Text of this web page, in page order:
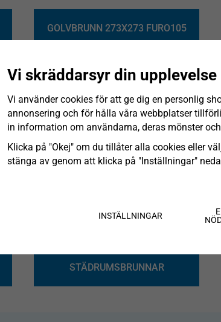
GOLVBRUNN 273X273 FURO105
GOLVBRUNN 300X300 MED
SANDFÅNG FURO152
273X273MM
STÄDRUMSBRUNNAR
Vi skräddarsyr din upplevelse
Vi använder cookies för att ge dig en personlig
annonsering och för hålla våra webbplatser
in information om användarna, deras mönster
Klicka på "Okej" om du tillåter alla cookies eller
stänga av genom att klicka på "Inställningar"
INSTÄLLNINGAR